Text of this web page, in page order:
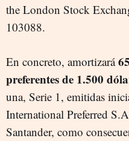
the London Stock
103088.
En concreto, amortizará
preferentes de 1.500
una, Serie 1, emitidas
International Preferred
Santander, como